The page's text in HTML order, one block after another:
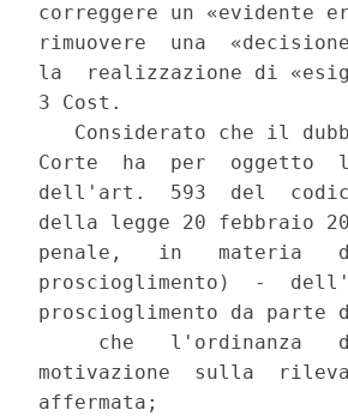
correggere un
rimuovere  una
la  realizzazione di
3 Cost.
Considerato che il
Corte  ha  per  oggetto
dell'art.  593  del
della legge 20 febbraio
penale,   in   materia
proscioglimento)  -
proscioglimento da parte
che   l'ordinanza
motivazione  sulla
affermata;